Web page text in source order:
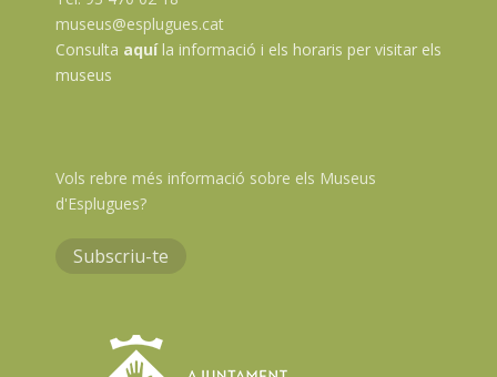
museus@esplugues.cat
Consulta aquíla informació i els horaris per visitar els
museus
Vols rebre més informació sobre els Museus
d'Esplugues?
Subscriu-te